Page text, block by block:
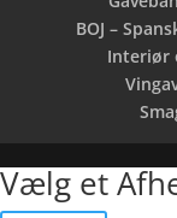
BOJ –
Interiør
Vælg et